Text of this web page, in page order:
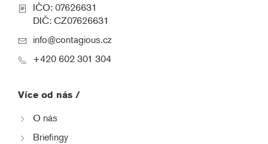
IČO: 07626631
DIČ: CZ07626631
info@contagious.cz
+420 602 301 304
Více od nás /
O nás
Briefingy